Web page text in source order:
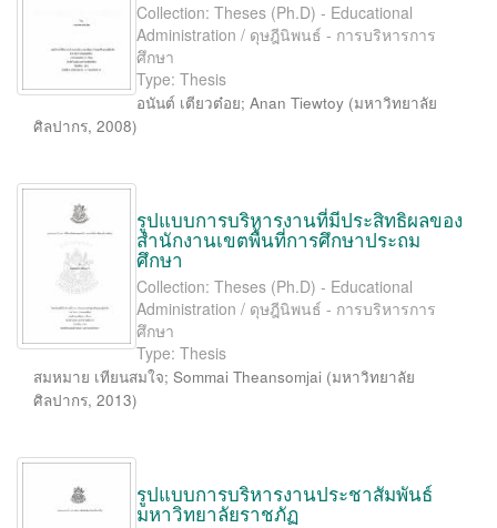
Collection: Theses (Ph.D) - Educational
Administration / ดุษฎีนิพนธ์ - การบริหารการ
ศึกษา
Type: Thesis
อนันต์ เตียวต๋อย; Anan Tiewtoy (มหาวิทยาลัย
ศิลปากร, 2008)
รูปแบบการบริหารงานที่มีประสิทธิผลของ
สำนักงานเขตพื้นที่การศึกษาประถม
ศึกษา
Collection: Theses (Ph.D) - Educational
Administration / ดุษฎีนิพนธ์ - การบริหารการ
ศึกษา
Type: Thesis
สมหมาย เทียนสมใจ; Sommai Theansomjai (มหาวิทยาลัย
ศิลปากร, 2013)
รูปแบบการบริหารงานประชาสัมพันธ์
มหาวิทยาลัยราชภัฏ